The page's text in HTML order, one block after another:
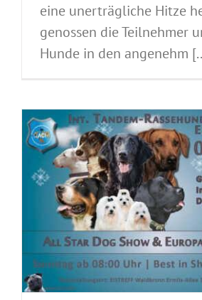
eine unerträgliche Hitze
genossen die Teilnehmer
Hunde in den angenehm